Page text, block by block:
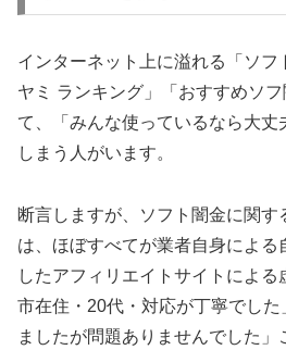
インターネット上に溢れる「ソフ
ヤミ ランキング」「おすすめソ
て、「みんな使っているなら大丈
しまう人がいます。
断言しますが、ソフト闇金に関す
は、ほぼすべてが業者自身によ
したアフィリエイトサイトによる
市在住・20代・対応が丁寧でし
ましたが問題ありませんでした